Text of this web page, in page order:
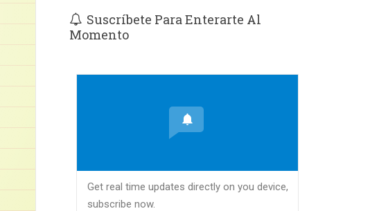
Suscríbete Para Enterarte Al
Momento
Get real time updates directly on you device,
subscribe now.